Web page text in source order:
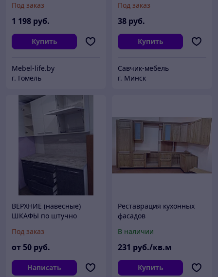
Под заказ
1 198 руб.
Купить
Mebel-life.by
г. Гомель
Под заказ
38 руб.
Купить
Савчик-мебель
г. Минск
ВЕРХНИЕ (навесные)
ШКАФЫ по штучно
Под заказ
от 50 руб.
Написать
Реставрация кухонных
фасадов
В наличии
231 руб./кв.м
Купить